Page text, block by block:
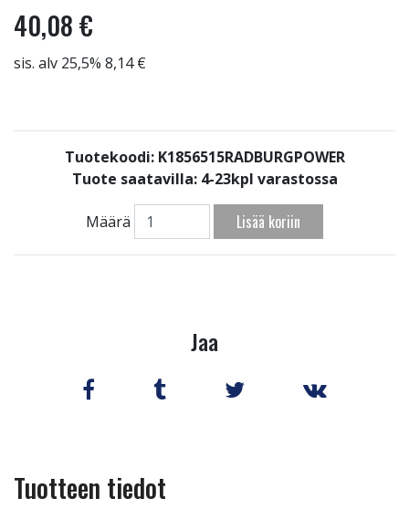
40,08 €
sis. alv 25,5% 8,14 €
Tuotekoodi: K1856515RADBURGPOWER
Tuote saatavilla: 4-23kpl varastossa
Määrä Lisää koriin
Jaa
Tuotteen tiedot